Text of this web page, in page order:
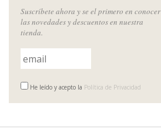
Suscríbete ahora y se el primero en conocer
las novedades y descuentos en nuestra
tienda.
He leído y acepto la Política de Privacidad